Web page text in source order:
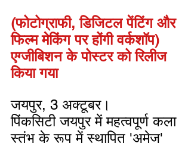
(फोटोग्राफी, डिजिटल पेंटिंग और
फिल्म मेकिंग पर होंगी वर्कशॉप)
एग्जीबिशन के पोस्टर को रिलीज
किया गया
जयपुर, 3 अक्टूबर।
पिंकसिटी जयपुर में महत्वपूर्ण कला
स्तंभ के रूप में स्थापित 'अमेज'